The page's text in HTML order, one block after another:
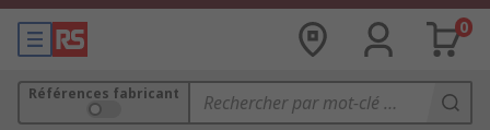
0
Références fabricant